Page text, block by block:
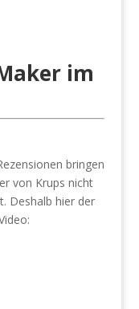
im
bringen
von Krups nicht
Deshalb hier der